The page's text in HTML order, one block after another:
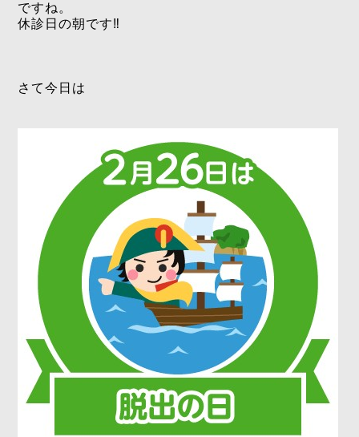
ですね。
休診日の朝です‼️
さて今日は